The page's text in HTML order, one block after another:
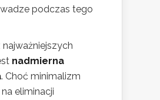
podczas tego
nadmierna
. Choć minimalizm
eliminacji